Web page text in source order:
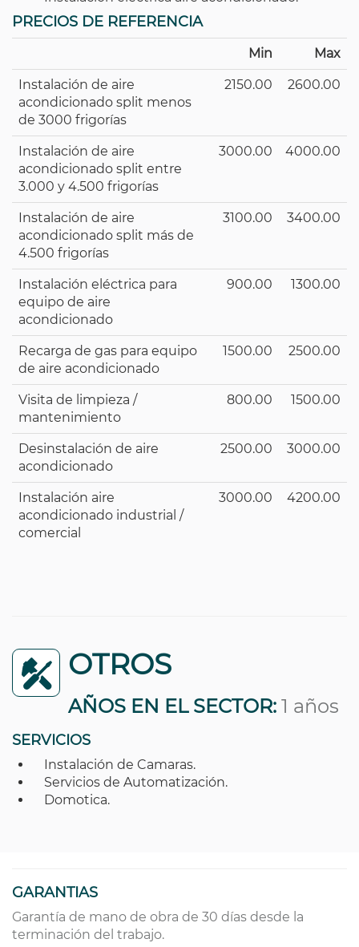
PRECIOS DE REFERENCIA
Min Max
Instalación de aire
acondicionado split menos
de 3000 frigorías
2150.00 2600.00
Instalación de aire
acondicionado split entre
3.000 y 4.500 frigorías
3000.00 4000.00
Instalación de aire
acondicionado split más de
4.500 frigorías
3100.00 3400.00
Instalación eléctrica para
equipo de aire
acondicionado
900.00 1300.00
Recarga de gas para equipo
de aire acondicionado
1500.00 2500.00
Visita de limpieza /
mantenimiento
800.00 1500.00
Desinstalación de aire
acondicionado
2500.00 3000.00
Instalación aire
acondicionado industrial /
comercial
3000.00 4200.00
OTROS
AÑOS EN EL SECTOR: 1 años
SERVICIOS
Instalación de Camaras.
Servicios de Automatización.
Domotica.
GARANTIAS
Garantía de mano de obra de 30 días desde la
terminación del trabajo.